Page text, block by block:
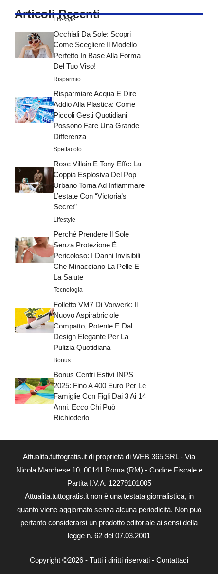
Articoli Recenti
Lifestyle
Occhiali Da Sole: Scopri
Come Scegliere Il Modello
Perfetto In Base Alla Forma
Del Tuo Viso!
Risparmio
Risparmiare Acqua E Dire
Addio Alla Plastica: Come
Piccoli Gesti Quotidiani
Possono Fare Una Grande
Differenza
Spettacolo
Rose Villain E Tony Effe: La
Coppia Esplosiva Del Pop
Urbano Torna Ad Infiammare
L’estate Con “Victoria’s
Secret”
Lifestyle
Perché Prendere Il Sole
Senza Protezione È
Pericoloso: I Danni Invisibili
Che Minacciano La Pelle E
La Salute
Tecnologia
Folletto VM7 Di Vorwerk: Il
Nuovo Aspirabriciole
Compatto, Potente E Dal
Design Elegante Per La
Pulizia Quotidiana
Bonus
Bonus Centri Estivi INPS
2025: Fino A 400 Euro Per Le
Famiglie Con Figli Dai 3 Ai 14
Anni, Ecco Chi Può
Richiederlo
Attualita.tuttogratis.it di proprietà di WEB 365 SRL - Via
Nicola Marchese 10, 00141 Roma (RM) - Codice Fiscale e
Partita I.V.A. 12279101005
Attualita.tuttogratis.it non è una testata giornalistica, in
quanto viene aggiornato senza alcuna periodicità. Non può
pertanto considerarsi un prodotto editoriale ai sensi della
legge n. 62 del 07.03.2001
Copyright ©2026 - Tutti i diritti riservati - Contattaci